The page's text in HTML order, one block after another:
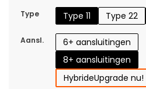
Type Type 11 Type 22
Aansl.
6+ aansluitingen
8+ aansluitingen
HybrideUpgrade nu!